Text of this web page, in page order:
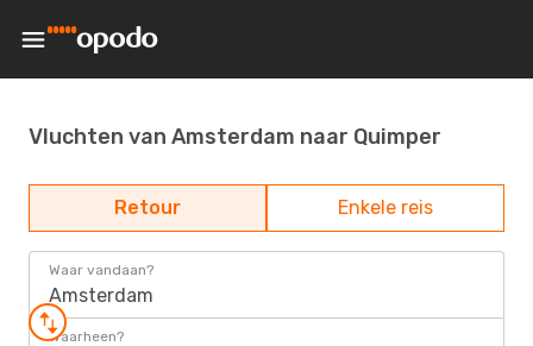
Vluchten van Amsterdam naar Quimper
Retour Enkele reis
Waar vandaan?
Amsterdam
Waarheen?